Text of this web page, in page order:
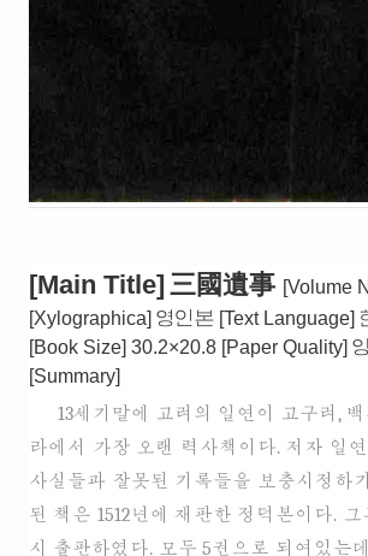
[Main Title] 三國遺事 [Volume
[Xylographica] 영인본 [Text Language]
[Book Size] 30.2×20.8 [Paper Quality]
[Summary]
13세기말에 고려의 일연이 고구려,
라에서 가장 오랜 력사책이다. 저자 일
사실들과 잘못된 기록들을 보충시정하
된 책은 1512년에 재판한 정덕본이다.
시 출판하였다. 모두 5권으로 되여있는